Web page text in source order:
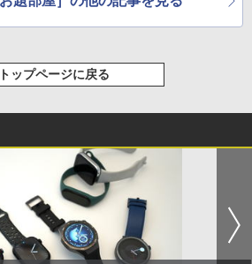
トップページに戻る